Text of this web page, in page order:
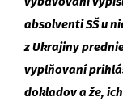
absolventi SŠ u
z Ukrajiny
vyplňovaní
dokladov a že,